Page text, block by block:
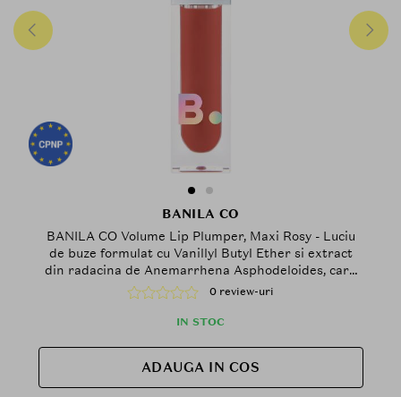
BANILA CO
BANILA CO Volume Lip Plumper, Maxi Rosy - Luciu
de buze formulat cu Vanillyl Butyl Ether si extract
din radacina de Anemarrhena Asphodeloides, care
contribuie la efectul de volum si la mentinerea
confortului buzelor
0 review-uri
IN STOC
ADAUGA IN COS